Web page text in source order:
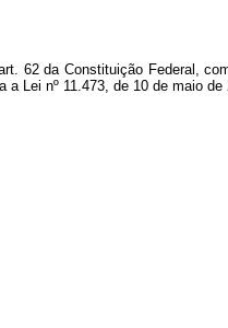
62 da Constituição Federal,
Lei nº 11.473, de 10 de maio de